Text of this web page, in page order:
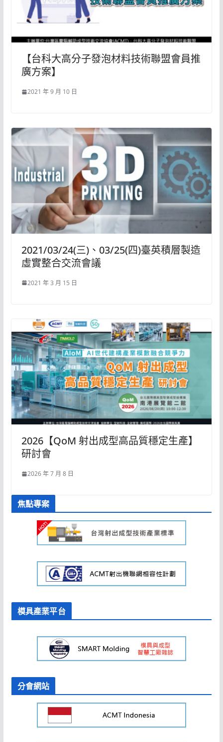
【台科大高分子發泡材料技術聯盟會員推
廣方案】
2021 年 9 月 10 日
2021/03/24(三)、03/25(四)臺英積層製造
虛實整合交流會議
2021 年 3 月 15 日
2026【QoM 射出成型高品質穩定生產】
研討會
2026 年 7 月 8 日
焦點專案
模具產業平台
分會網站